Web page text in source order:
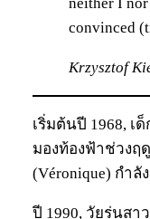
convinced
Krzysztof
เริ่มต้นปี 1968, เ
มองท้องฟ้าช่วงฤ
(Véronique) กำ
ปี 1990, วัยรุ่นสา